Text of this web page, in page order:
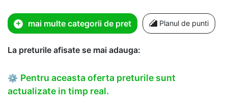
mai multe categorii de pret Planul de punti
La preturile afisate se mai adauga:
⚙ Pentru aceasta oferta preturile sunt
actualizate in timp real.